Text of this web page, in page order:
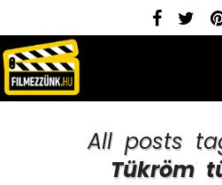
All posts
Tükröm